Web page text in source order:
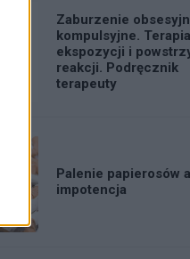
Zaburzenie
kompulsyjne. Terapia
ekspozycji i
reakcji. Podręcznik
terapeuty
Palenie papierosów a
impotencja